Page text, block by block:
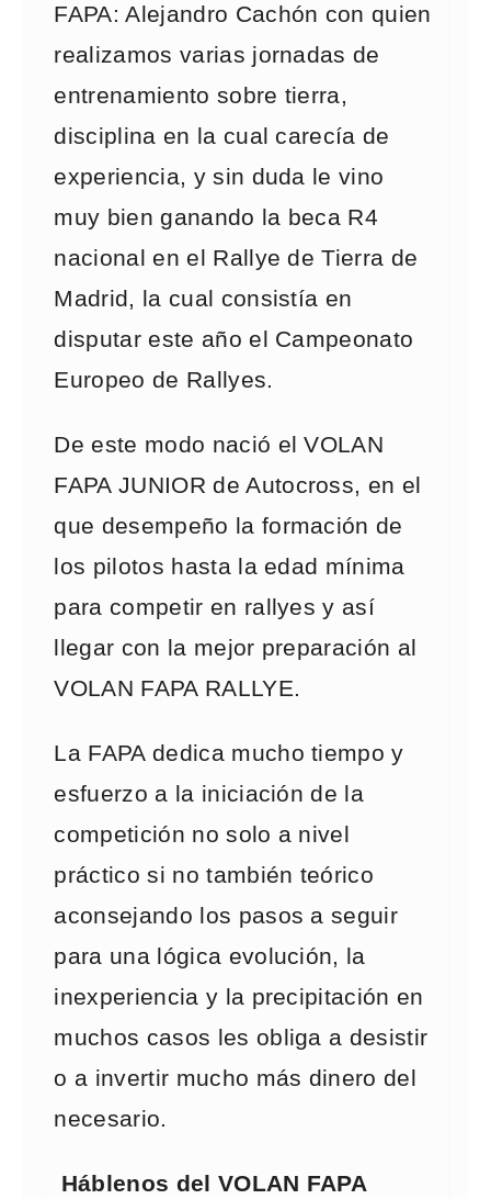
FAPA: Alejandro Cachón con quien
realizamos varias jornadas de
entrenamiento sobre tierra,
disciplina en la cual carecía de
experiencia, y sin duda le vino
muy bien ganando la beca R4
nacional en el Rallye de Tierra de
Madrid, la cual consistía en
disputar este año el Campeonato
Europeo de Rallyes.
De este modo nació el VOLAN
FAPA JUNIOR de Autocross, en el
que desempeño la formación de
los pilotos hasta la edad mínima
para competir en rallyes y así
llegar con la mejor preparación al
VOLAN FAPA RALLYE.
La FAPA dedica mucho tiempo y
esfuerzo a la iniciación de la
competición no solo a nivel
práctico si no también teórico
aconsejando los pasos a seguir
para una lógica evolución, la
inexperiencia y la precipitación en
muchos casos les obliga a desistir
o a invertir mucho más dinero del
necesario.
Háblenos del VOLAN FAPA